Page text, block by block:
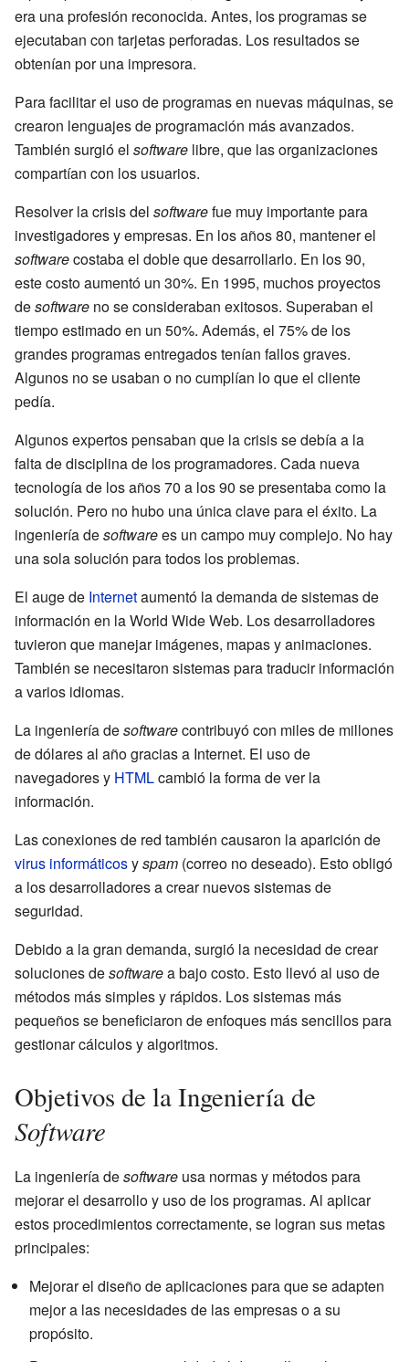
era una profesión reconocida. Antes, los programas se
ejecutaban con tarjetas perforadas. Los resultados se
obtenían por una impresora.
Para facilitar el uso de programas en nuevas máquinas, se
crearon lenguajes de programación más avanzados.
También surgió el software libre, que las organizaciones
compartían con los usuarios.
Resolver la crisis del softwarefue muy importante para
investigadores y empresas. En los años 80, mantener el
softwarecostaba el doble que desarrollarlo. En los 90,
este costo aumentó un 30%. En 1995, muchos proyectos
desoftware no se consideraban exitosos. Superaban el
tiempo estimado en un 50%. Además, el 75% de los
grandes programas entregados tenían fallos graves.
Algunos no se usaban o no cumplían lo que el cliente
pedía.
Algunos expertos pensaban que la crisis se debía a la
falta de disciplina de los programadores. Cada nueva
tecnología de los años 70 a los 90 se presentaba como la
solución. Pero no hubo una única clave para el éxito. La
ingeniería desoftwarees un campo muy complejo. No hay
una sola solución para todos los problemas.
El auge de Internetaumentó la demanda de sistemas de
información en la World Wide Web. Los desarrolladores
tuvieron que manejar imágenes, mapas y animaciones.
También se necesitaron sistemas para traducir información
a varios idiomas.
La ingeniería desoftwarecontribuyó con miles de millones
de dólares al año gracias a Internet. El uso de
navegadores y HTMLcambió la forma de ver la
información.
Las conexiones de red también causaron la aparición de
virus informáticosyspam (correo no deseado). Esto obligó
a los desarrolladores a crear nuevos sistemas de
seguridad.
Debido a la gran demanda, surgió la necesidad de crear
soluciones desoftwarea bajo costo. Esto llevó al uso de
métodos más simples y rápidos. Los sistemas más
pequeños se beneficiaron de enfoques más sencillos para
gestionar cálculos y algoritmos.
Objetivos de la Ingeniería de
Software
La ingeniería desoftware usa normas y métodos para
mejorar el desarrollo y uso de los programas. Al aplicar
estos procedimientos correctamente, se logran sus metas
principales:
Mejorar el diseño de aplicaciones para que se adapten
mejor a las necesidades de las empresas o a su
propósito.